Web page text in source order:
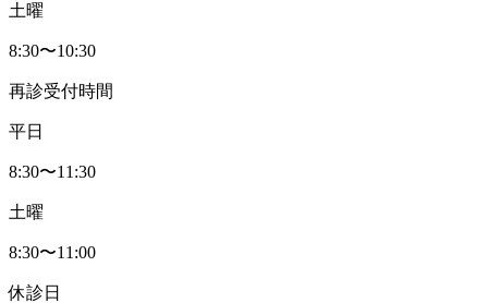
土曜
8:30〜10:30
再診受付時間
平日
8:30〜11:30
土曜
8:30〜11:00
休診日